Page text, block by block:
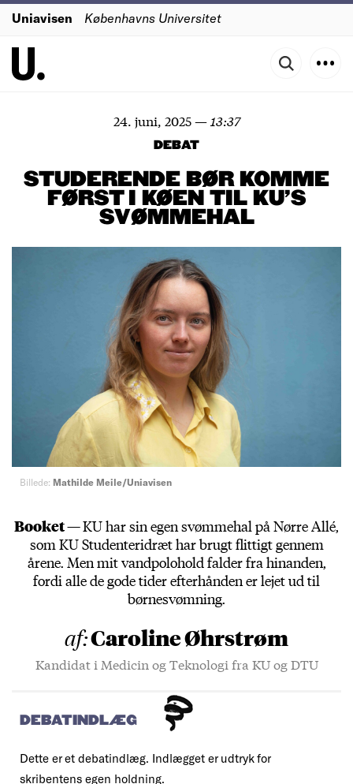
Uniavisen Københavns Universitet
24. juni, 2025— 13:37
DEBAT
STUDERENDE BØR KOMME
FØRST I KØEN TIL KU'S
SVØMMEHAL
Billede: Mathilde Meile/Uniavisen
Booket —KU har sin egen svømmehal på Nørre Allé,
som KU Studenteridræt har brugt flittigt gennem
årene. Men mit vandpolohold falder fra hinanden,
fordi alle de gode tider efterhånden er lejet ud til
børnesvømning.
af:Caroline Øhrstrøm
Kandidat i Medicin og Teknologi fra KU og DTU
DEBATINDLÆG
Dette er et debatindlæg. Indlægget er udtryk for
skribentens egen holdning.